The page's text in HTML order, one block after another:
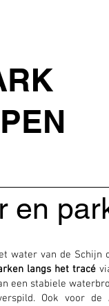
en
water van de
langs het tracé
een stabiele
Ook voor de